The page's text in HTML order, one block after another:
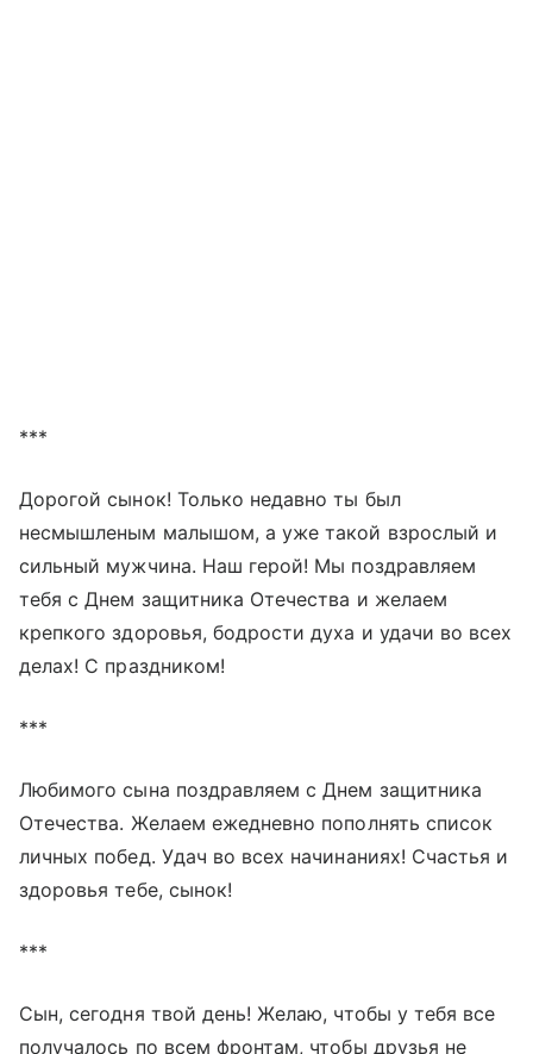
***
Дорогой сынок! Только недавно ты был
несмышленым малышом, а уже такой взрослый и
сильный мужчина. Наш герой! Мы поздравляем
тебя с Днем защитника Отечества и желаем
крепкого здоровья, бодрости духа и удачи во всех
делах! С праздником!
***
Любимого сына поздравляем с Днем защитника
Отечества. Желаем ежедневно пополнять список
личных побед. Удач во всех начинаниях! Счастья и
здоровья тебе, сынок!
***
Сын, сегодня твой день! Желаю, чтобы у тебя все
получалось по всем фронтам, чтобы друзья не